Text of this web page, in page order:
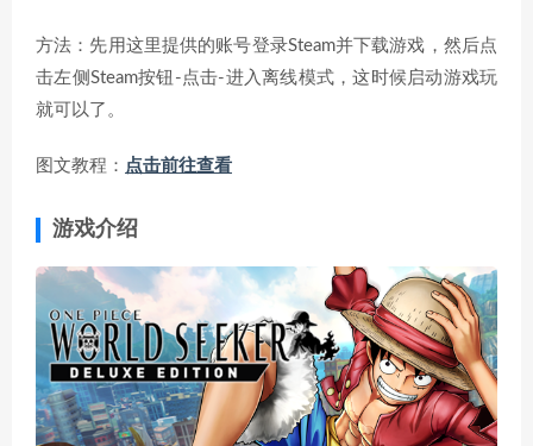
方法：先用这里提供的账号登录Steam并下载游戏，然后点
击左侧Steam按钮-点击-进入离线模式，这时候启动游戏玩
就可以了。
图文教程： 点击前往查看
游戏介绍